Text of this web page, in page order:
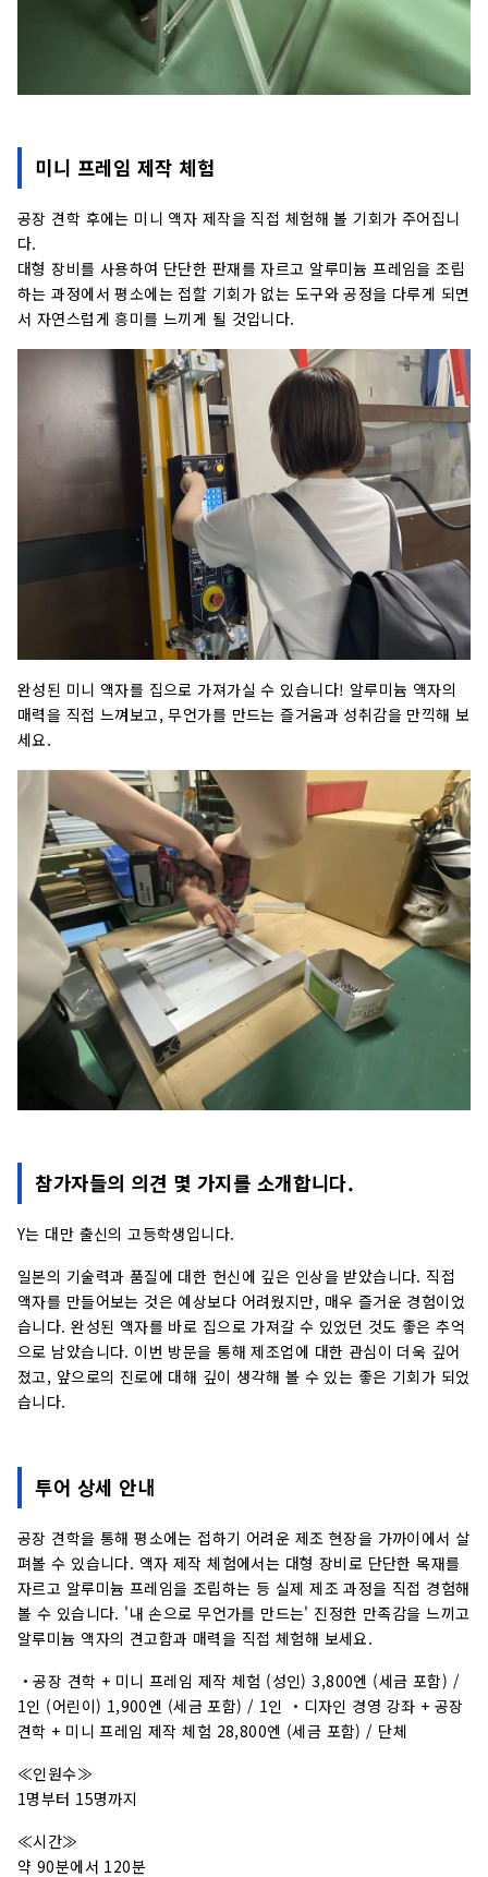
미니 프레임 제작 체험
공장 견학 후에는 미니 액자 제작을 직접 체험해 볼 기회가 주어집니
다.
대형 장비를 사용하여 단단한 판재를 자르고 알루미늄 프레임을 조립
하는 과정에서 평소에는 접할 기회가 없는 도구와 공정을 다루게 되면
서 자연스럽게 흥미를 느끼게 될 것입니다.
완성된 미니 액자를 집으로 가져가실 수 있습니다! 알루미늄 액자의
매력을 직접 느껴보고, 무언가를 만드는 즐거움과 성취감을 만끽해 보
세요.
참가자들의 의견 몇 가지를 소개합니다.
Y는 대만 출신의 고등학생입니다.
일본의 기술력과 품질에 대한 헌신에 깊은 인상을 받았습니다. 직접
액자를 만들어보는 것은 예상보다 어려웠지만, 매우 즐거운 경험이었
습니다. 완성된 액자를 바로 집으로 가져갈 수 있었던 것도 좋은 추억
으로 남았습니다. 이번 방문을 통해 제조업에 대한 관심이 더욱 깊어
졌고, 앞으로의 진로에 대해 깊이 생각해 볼 수 있는 좋은 기회가 되었
습니다.
투어 상세 안내
공장 견학을 통해 평소에는 접하기 어려운 제조 현장을 가까이에서 살
펴볼 수 있습니다. 액자 제작 체험에서는 대형 장비로 단단한 목재를
자르고 알루미늄 프레임을 조립하는 등 실제 제조 과정을 직접 경험해
볼 수 있습니다. '내 손으로 무언가를 만드는' 진정한 만족감을 느끼고
알루미늄 액자의 견고함과 매력을 직접 체험해 보세요.
・공장 견학 + 미니 프레임 제작 체험 (성인) 3,800엔 (세금 포함) /
1인 (어린이) 1,900엔 (세금 포함) / 1인 ・디자인 경영 강좌 + 공장
견학 + 미니 프레임 제작 체험 28,800엔 (세금 포함) / 단체
≪인원수≫
1명부터 15명까지
≪시간≫
약 90분에서 120분